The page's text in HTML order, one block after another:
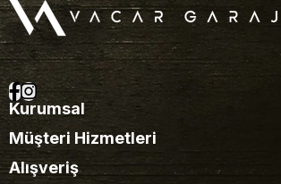
Kurumsal
Müşteri Hizmetleri
Alışveriş